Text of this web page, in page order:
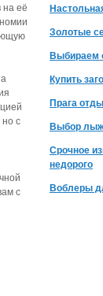
на её
с
с
Золотые
Выбираем
Купить
Прага
Выбор
Срочное
недорого
Воблеры